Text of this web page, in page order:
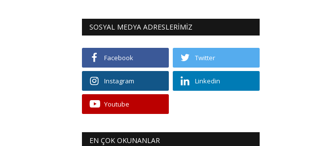
SOSYAL MEDYA ADRESLERİMİZ
Facebook Twitter
Instagram Linkedin
Youtube
EN ÇOK OKUNANLAR